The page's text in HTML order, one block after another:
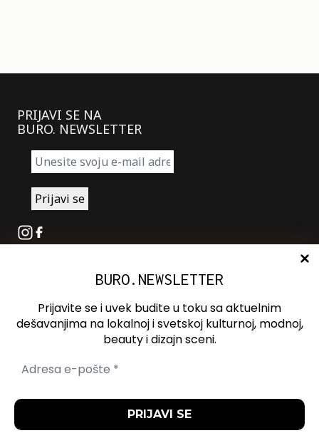
PRIJAVI SE NA
BURO. NEWSLETTER
Instagram
Facebook
Oglašavanje
Kontakt
Spotify
BURO.NEWSLETTER
Prijavite se i uvek budite u toku sa aktuelnim
dešavanjima na lokalnoj i svetskoj kulturnoj, modnoj,
beauty i dizajn sceni.